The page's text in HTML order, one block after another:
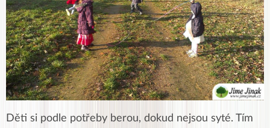
Děti si podle potřeby berou, dokud nejsou syté. Tím